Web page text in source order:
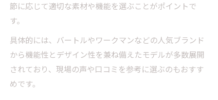
節に応じて適切な素材や機能を選ぶことがポイントで
す。
具体的には、バートルやワークマンなどの人気ブランド
から機能性とデザイン性を兼ね備えたモデルが多数展開
されており、現場の声や口コミを参考に選ぶのもおすす
めです。